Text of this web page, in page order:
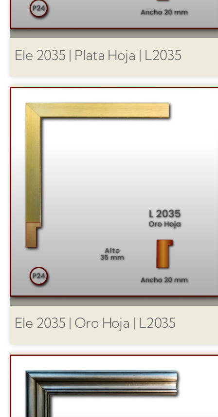
Ele 2035 | Plata Hoja | L2035
Ele 2035 | Oro Hoja | L2035